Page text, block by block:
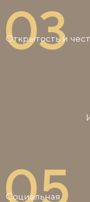
Открытость и
Социальная